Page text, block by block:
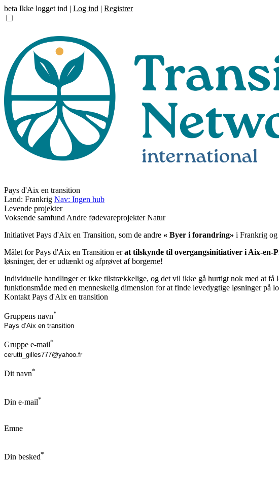
beta Ikke logget ind | Log ind | Registrer
Pays d'Aix en transition
Land: Frankrig Nav: Ingen hub
Levende projekter
Voksende samfund Andre fødevareprojekter Natur
Initiativet Pays d'Aix en Transition, som de andre « Byer i forandring» i Frankrig
Målet for Pays d'Aix en Transition erat tilskynde til overgangsinitiativer i Aix-en-
løsninger, der er udtænkt og afprøvet af borgerne!
Individuelle handlinger er ikke tilstrækkelige, og det vil ikke gå hurtigt nok med at få
funktionsmåde med en menneskelig dimension for at finde levedygtige løsninger på
Kontakt Pays d'Aix en transition
Gruppens navn*
Gruppe e-mail*
Dit navn*
Din e-mail*
Emne
Din besked*